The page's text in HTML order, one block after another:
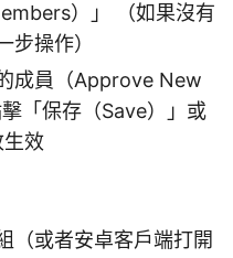
）」 （如果沒有
步操作）
成員（Approve New
「保存（Save）」或
生效
（或者安卓客戶端打開